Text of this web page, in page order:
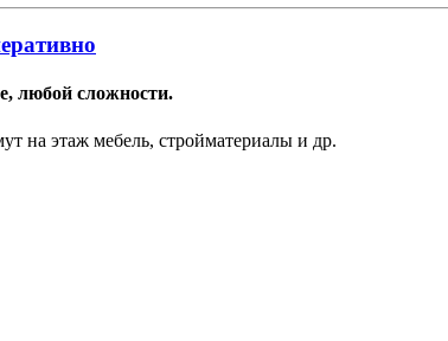
любой сложности.
на этаж мебель, стройматериалы и др.